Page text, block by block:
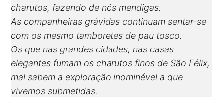
charutos, fazendo de nós mendigas.
As companheiras grávidas continuam sentar-se
com os mesmo tamboretes de pau tosco.
Os que nas grandes cidades, nas casas
elegantes fumam os charutos finos de São Félix,
mal sabem a exploração inominével a que
vivemos submetidas.